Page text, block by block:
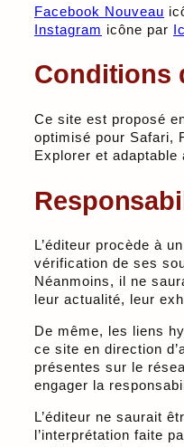
Facebook Nouveau
Instagram icône par
Conditions
Ce site est proposé
optimisé pour Safari,
Explorer et adaptable
L’éditeur procède à
vérification de ses
Néanmoins, il ne
leur actualité, leur
De même, les liens
ce site en direction
présentes sur le
engager la
L’éditeur ne saurait
l’interprétation faite